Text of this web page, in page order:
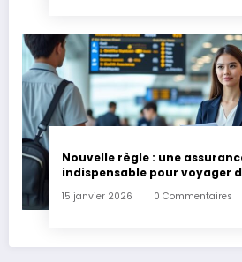
Nouvelle règle : une
indispensable pour voyager
15 janvier 2026 0 Commentaires